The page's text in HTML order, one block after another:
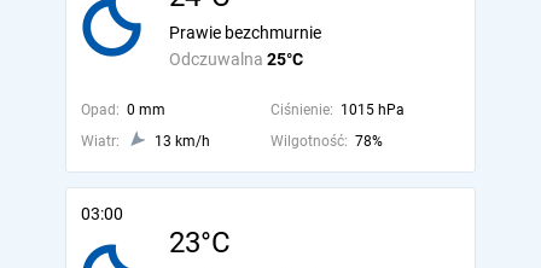
Odczuwalna 25°C
Prawie bezchmurnie
Opad: 0 mm Ciśnienie: 1015 hPa
Wiatr:
13 km/h Wilgotność: 78%
03:00
23°C